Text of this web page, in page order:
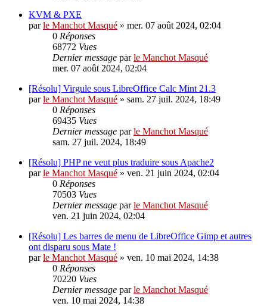
KVM & PXE
parle Manchot Masqué » mer. 07 août 2024, 02:04
0 Réponses
68772 Vues
Dernier message parle Manchot Masqué
mer. 07 août 2024, 02:04
[Résolu] Virgule sous LibreOffice Calc Mint 21.3
parle Manchot Masqué » sam. 27 juil. 2024, 18:49
0 Réponses
69435 Vues
Dernier message parle Manchot Masqué
sam. 27 juil. 2024, 18:49
[Résolu] PHP ne veut plus traduire sous Apache2
parle Manchot Masqué » ven. 21 juin 2024, 02:04
0 Réponses
70503 Vues
Dernier message parle Manchot Masqué
ven. 21 juin 2024, 02:04
[Résolu] Les barres de menu de LibreOffice Gimp et autres
ont disparu sous Mate !
parle Manchot Masqué » ven. 10 mai 2024, 14:38
0 Réponses
70220 Vues
Dernier message parle Manchot Masqué
ven. 10 mai 2024, 14:38